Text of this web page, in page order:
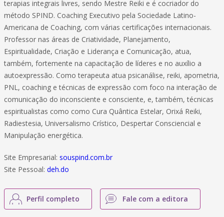
terapias integrais livres, sendo Mestre Reiki e é cocriador do
método SPIND. Coaching Executivo pela Sociedade Latino-
Americana de Coaching, com várias certificações internacionais.
Professor nas áreas de Criatividade, Planejamento,
Espiritualidade, Criação e Liderança e Comunicação, atua,
também, fortemente na capacitação de líderes e no auxílio a
autoexpressão. Como terapeuta atua psicanálise, reiki, apometria,
PNL, coaching e técnicas de expressão com foco na interação de
comunicação do inconsciente e consciente, e, também, técnicas
espiritualistas como como Cura Quântica Estelar, Orixá Reiki,
Radiestesia, Universalismo Crístico, Despertar Consciencial e
Manipulação energética.
Site Empresarial: souspind.com.br
Site Pessoal: deh.do
Perfil completo Fale com a editora